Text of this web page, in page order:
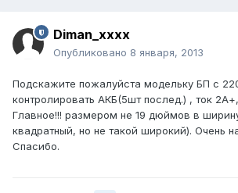
Diman_xxxx
Опубликовано 8 января, 2013
Подскажите пожалуйста модельку БП с
контролировать АКБ(5шт послед.) , ток 2А+,
Главное!!! размером не 19 дюймов в
квадратный, но не такой широкий). Очень
Спасибо.